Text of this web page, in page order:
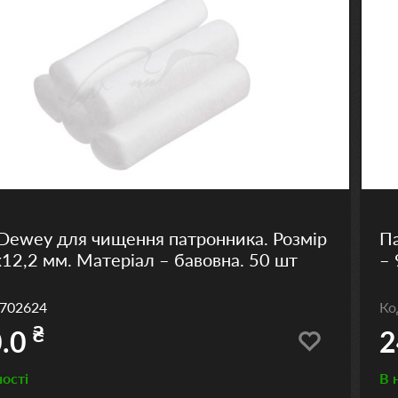
для чищення патронника. Розмір
мм. Матеріал – бавовна. 50 шт
₴
–
В